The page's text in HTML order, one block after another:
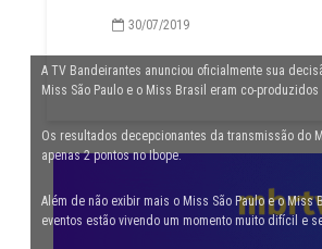
30/07/2019
A TV Bandeirantes anunciou oficialmente sua
Miss São Paulo e o Miss Brasil eram co-
Os resultados decepcionantes da transmissão do
apenas 2 pontos no Ibope.
Além de não exibir mais o Miss São Paulo e o
eventos estão vivendo um momento muito difícil e